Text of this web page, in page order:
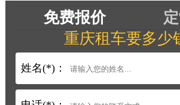
免费报价
重庆租车要多少
姓名(*)：